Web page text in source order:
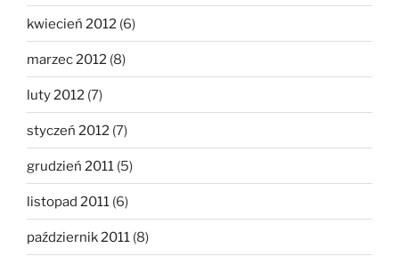
kwiecień 2012 (6)
marzec 2012 (8)
luty 2012 (7)
styczeń 2012 (7)
grudzień 2011 (5)
listopad 2011 (6)
październik 2011 (8)